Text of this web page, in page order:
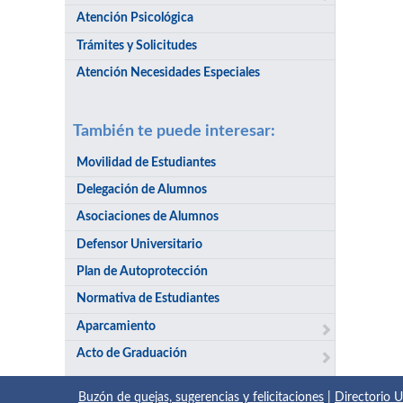
Atención Psicológica
Trámites y Solicitudes
Atención Necesidades Especiales
También te puede interesar:
Movilidad de Estudiantes
Delegación de Alumnos
Asociaciones de Alumnos
Defensor Universitario
Plan de Autoprotección
Normativa de Estudiantes
Aparcamiento
Acto de Graduación
Buzón de quejas, sugerencias y felicitaciones Directorio